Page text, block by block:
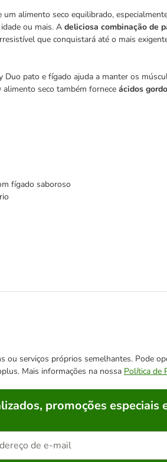
alimento seco equilibrado,
ou mais. A deliciosa combinação de
que conquistará até o mais
pato e fígado ajuda a manter os
seco também fornece ácidos
fígado saboroso
serviços próprios semelhantes. Pode
Mais informações na nossa Política de
promoções especiais